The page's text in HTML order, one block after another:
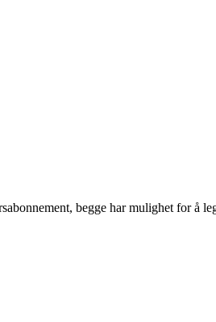
begge har mulighet for å